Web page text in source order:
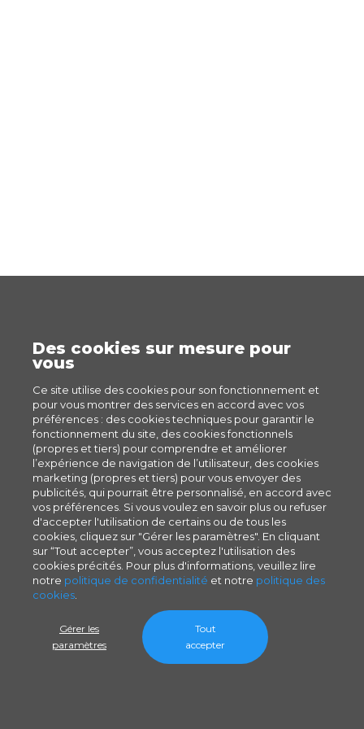
Des cookies sur mesure pour
vous
Ce site utilise des cookies pour son fonctionnement et
pour vous montrer des services en accord avec vos
préférences : des cookies techniques pour garantir le
fonctionnement du site, des cookies fonctionnels
(propres et tiers) pour comprendre et améliorer
l’expérience de navigation de l’utilisateur, des cookies
marketing (propres et tiers) pour vous envoyer des
publicités, qui pourrait être personnalisé, en accord avec
vos préférences. Si vous voulez en savoir plus ou refuser
d'accepter l'utilisation de certains ou de tous les
cookies, cliquez sur "Gérer les paramètres". En cliquant
sur “Tout accepter”, vous acceptez l'utilisation des
cookies précités. Pour plus d'informations, veuillez lire
notre politique de confidentialité et notre politique des
cookies
Gérer les
paramètres
Tout
accepter